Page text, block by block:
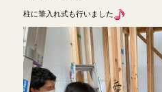
柱に筆入れ式も行いました